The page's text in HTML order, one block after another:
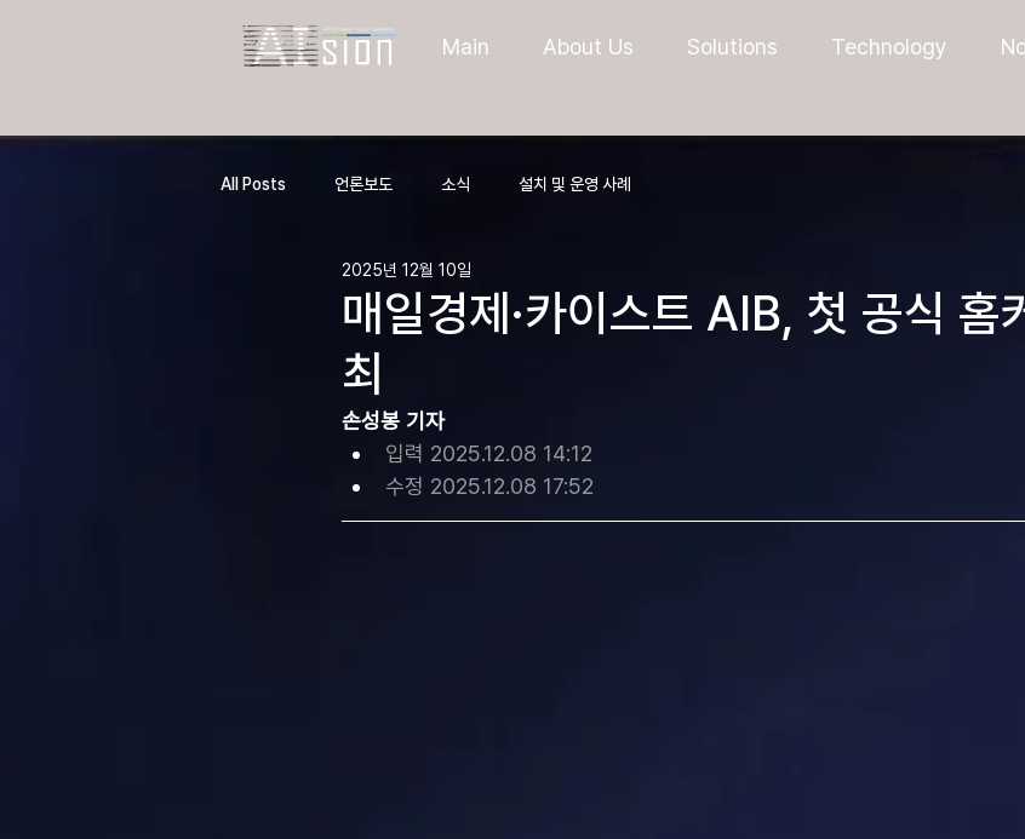
Main About Us Solutions Technology
All Posts 언론보도 소식 설치 및 운영 사례
매일경제·카이스트 AIB, 첫 공식 홈
최
2025년 12월 10일
손성봉 기자
입력 2025.12.08 14:12
수정 2025.12.08 17:52